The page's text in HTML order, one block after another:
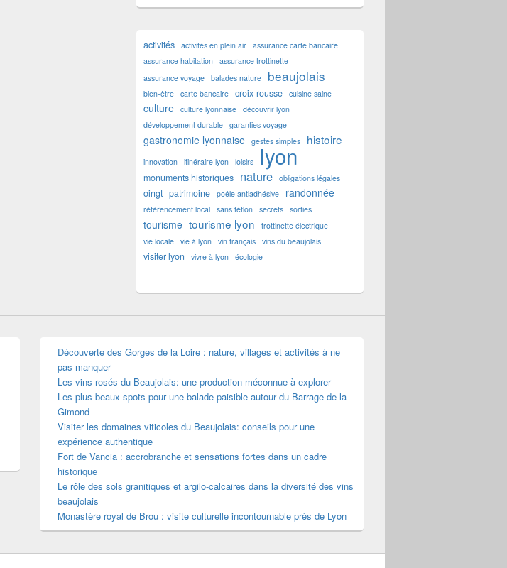
activités activités en plein air assurance carte bancaire
assurance habitation assurance trottinette
assurance voyage balades nature beaujolais
bien-être carte bancaire croix-rousse cuisine saine
culture culture lyonnaise découvrir lyon
développement durable garanties voyage
gastronomie lyonnaise gestes simples histoire
innovation itinéraire lyon loisirs lyon
monuments historiques nature obligations légales
oingt patrimoine poêle antiadhésive randonnée
référencement local sans téflon secrets sorties
tourisme tourisme lyon
trottinette électrique
vie locale vie à lyon vin français vins du beaujolais
visiter lyon vivre à lyon écologie
Découverte des Gorges de la Loire : nature, villages et activités à ne
pas manquer
Les vins rosés du Beaujolais: une production méconnue à explorer
Les plus beaux spots pour une balade paisible autour du Barrage de la
Gimond
Visiter les domaines viticoles du Beaujolais: conseils pour une
expérience authentique
Fort de Vancia : accrobranche et sensations fortes dans un cadre
historique
Le rôle des sols granitiques et argilo-calcaires dans la diversité des vins
beaujolais
Monastère royal de Brou : visite culturelle incontournable près de Lyon